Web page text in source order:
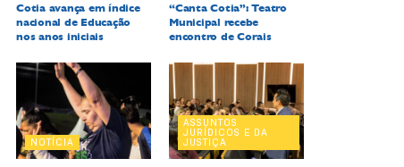
Cotia avança em índice
nacional de Educação
nos anos iniciais
“Canta Cotia”: Teatro
Municipal recebe
encontro de Corais
NOTÍCIA
ASSUNTOS
JURÍDICOS E DA
JUSTIÇA